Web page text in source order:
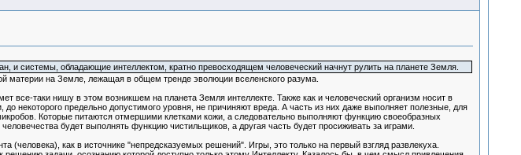
и системы, обладающие интеллектом, кратно превосходящем человеческий начнут рулить на планете Земля.
материи на Земле, лежащая в общем тренде эволюции вселенского разума.
все-таки нишу в этом возникшем на планета Земля интеллекте. Также как и человеческий организм носит в
некоторого предельно допустимого уровня, не причиняют вреда. А часть из них даже выполняет полезные, для
Которые питаются отмершими клетками кожи, а следовательно выполняют функцию своеобразных
будет выполнять функцию чистильщиков, а другая часть будет просиживать за играми.
(человека), как в источнике "непредсказуемых решений". Игры, это только на первый взгляд развлекуха.